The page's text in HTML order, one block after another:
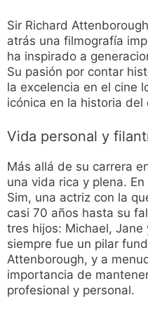
Sir Richard
atrás una filmografía
ha inspirado a
Su pasión por contar
la excelencia en el cine
icónica en la historia del
Vida personal y
Más allá de su carrera
una vida rica y plena.
Sim, una actriz con la
casi 70 años hasta su
tres hijos: Michael,
siempre fue un pilar
Attenborough, y a
importancia de
profesional y personal.